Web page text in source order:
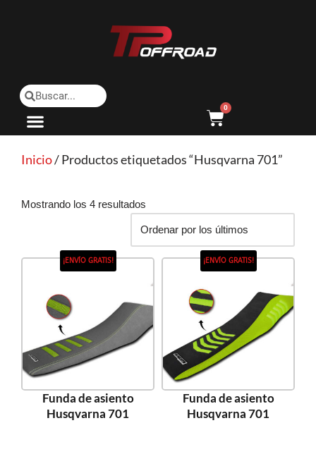
0
Inicio/ Productos etiquetados “Husqvarna 701”
Mostrando los 4 resultados
¡ENVÍO GRATIS!
Funda de asiento
Husqvarna 701
¡ENVÍO GRATIS!
Funda de asiento
Husqvarna 701